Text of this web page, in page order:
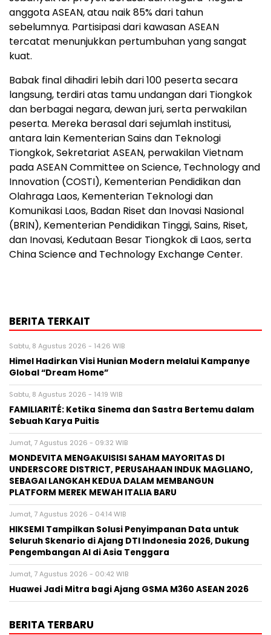
anggota ASEAN, atau naik 85% dari tahun
sebelumnya. Partisipasi dari kawasan ASEAN
tercatat menunjukkan pertumbuhan yang sangat
kuat.
Babak final dihadiri lebih dari 100 peserta secara
langsung, terdiri atas tamu undangan dari Tiongkok
dan berbagai negara, dewan juri, serta perwakilan
peserta. Mereka berasal dari sejumlah institusi,
antara lain Kementerian Sains dan Teknologi
Tiongkok, Sekretariat ASEAN, perwakilan Vietnam
pada ASEAN Committee on Science, Technology and
Innovation (COSTI), Kementerian Pendidikan dan
Olahraga Laos, Kementerian Teknologi dan
Komunikasi Laos, Badan Riset dan Inovasi Nasional
(BRIN), Kementerian Pendidikan Tinggi, Sains, Riset,
dan Inovasi, Kedutaan Besar Tiongkok di Laos, serta
China Science and Technology Exchange Center.
BERITA TERKAIT
Sabtu, 8 Agustus 2026 - 14:26 WIB
Himel Hadirkan Visi Hunian Modern melalui Kampanye
Global “Dream Home”
Sabtu, 8 Agustus 2026 - 14:19 WIB
FAMILIARITÉ: Ketika Sinema dan Sastra Bertemu dalam
Sebuah Karya Puitis
Jumat, 7 Agustus 2026 - 09:32 WIB
MONDEVITA MENGAKUISISI SAHAM MAYORITAS DI
UNDERSCORE DISTRICT, PERUSAHAAN INDUK MAGLIANO,
SEBAGAI LANGKAH KEDUA DALAM MEMBANGUN
PLATFORM MEREK MEWAH ITALIA BARU
Jumat, 7 Agustus 2026 - 04:14 WIB
HIKSEMI Tampilkan Solusi Penyimpanan Data untuk
Seluruh Skenario di Ajang DTI Indonesia 2026, Dukung
Pengembangan AI di Asia Tenggara
Jumat, 7 Agustus 2026 - 00:42 WIB
Huawei Jadi Mitra bagi Ajang GSMA M360 ASEAN 2026
BERITA TERBARU